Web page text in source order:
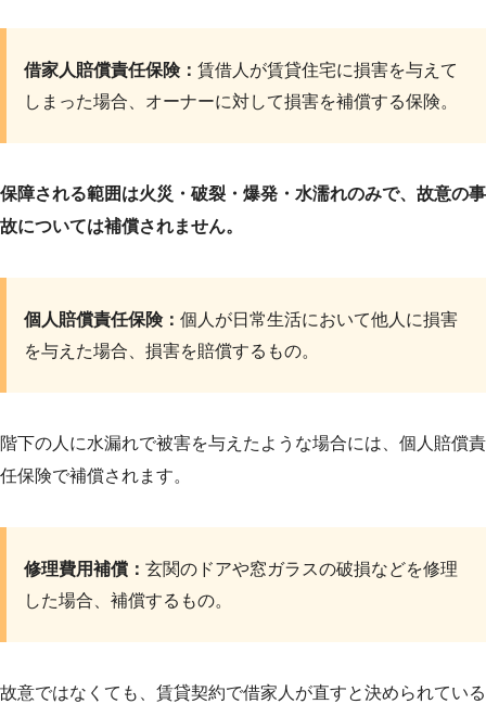
借家人賠償責任保険： 賃借人が賃貸住宅に損害を与えて
しまった場合、オーナーに対して損害を補償する保険。
保障される範囲は火災・破裂・爆発・水濡れのみで、故意の事
故については補償されません。
個人賠償責任保険： 個人が日常生活において他人に損害
を与えた場合、損害を賠償するもの。
階下の人に水漏れで被害を与えたような場合には、個人賠償責
任保険で補償されます。
修理費用補償： 玄関のドアや窓ガラスの破損などを修理
した場合、補償するもの。
故意ではなくても、賃貸契約で借家人が直すと決められている